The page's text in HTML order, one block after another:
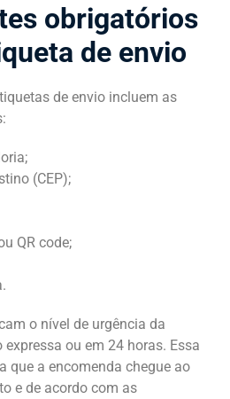
obrigatórios
de envio
de envio incluem as
(CEP);
QR code;
o nível de urgência da
ou em 24 horas. Essa
que a encomenda chegue ao
e de acordo com as